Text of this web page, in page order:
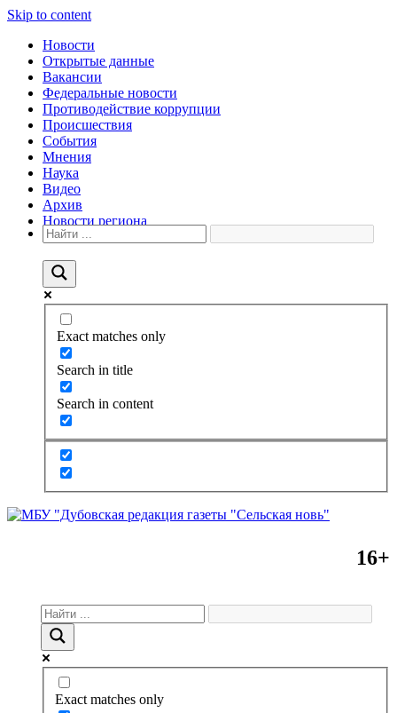
Skip to content
Новости
Открытые данные
Вакансии
Федеральные новости
Противодействие коррупции
Происшествия
События
Мнения
Наука
Видео
Архив
Новости региона
Exact matches only
Search in title
Search in content
16+
Exact matches only